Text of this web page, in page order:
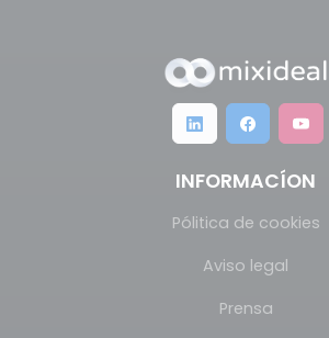
INFORMACÍON
Pólitica de cookies
Aviso legal
Prensa